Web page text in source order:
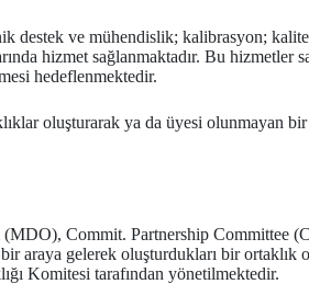
destek ve mühendislik; kalibrasyon;
hizmet sağlanmaktadır. Bu hizmetler
hedeflenmektedir.
oluşturarak ya da üyesi olunmayan
(MDO), Commit. Partnership Committee
gelerek oluşturdukları bir ortaklık
Komitesi tarafından yönetilmektedir.